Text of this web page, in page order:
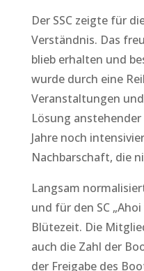
Der SSC zeigte für
Verständnis. Das
blieb erhalten und
wurde durch eine
Veranstaltungen
Lösung
Jahre noch
Nachbarschaft, die
Langsam
und für den SC
Blütezeit. Die
auch die Zahl der
der Freigabe des